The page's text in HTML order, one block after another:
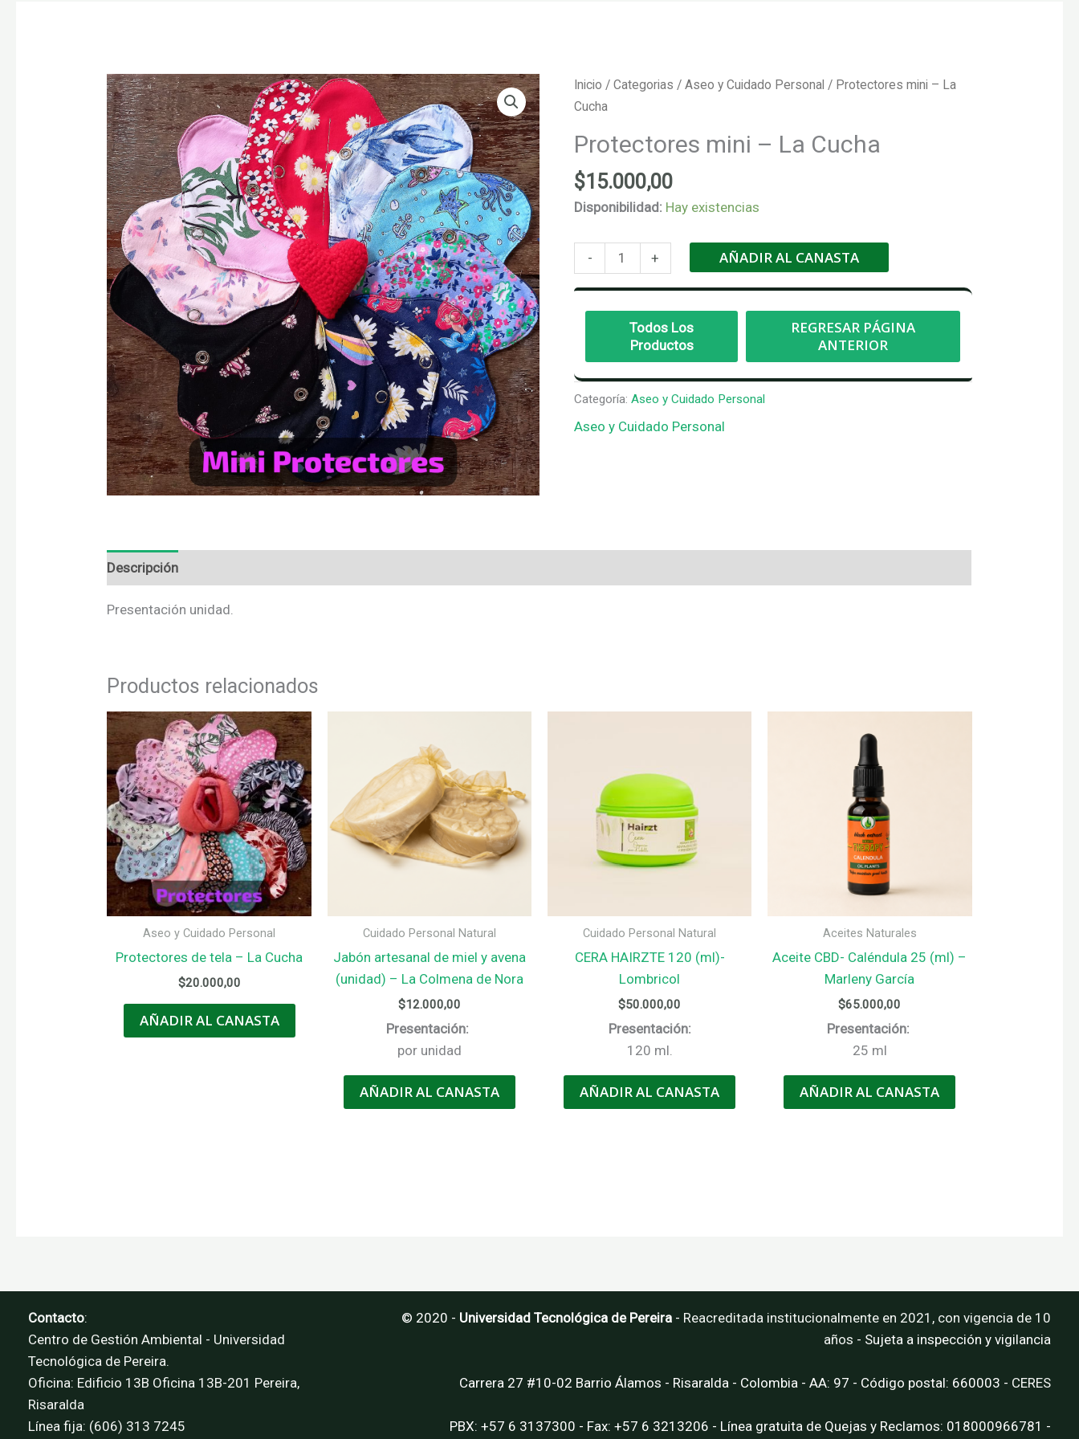
Inicio /Categorias /Aseo y Cuidado Personal / Protectores mini – La
Cucha
Protectores mini – La Cucha
$15.000,00
Disponibilidad: Hay existencias
-
Protectores
mini
-
La
cantidad
+ AÑADIR AL CANASTA
Todos Los
Productos
Categoría:Aseo y Cuidado Personal
Aseo y Cuidado Personal
Descripción
Presentación unidad.
Productos relacionados
Aseo y Cuidado Personal
Protectores de tela – La Cucha
$20.000,00
AÑADIR AL CANASTA
Cuidado Personal Natural
Jabón artesanal de miel y avena
(unidad) – La Colmena de Nora
$12.000,00
Presentación:
por unidad
AÑADIR AL CANASTA
Cuidado Personal Natural
CERA HAIRZTE 120 (ml)-
Lombricol
$50.000,00
Presentación:
120 ml.
AÑADIR AL CANASTA
Aceites Naturales
Aceite CBD- Caléndula 25 (ml) –
Marleny García
$65.000,00
Presentación:
25 ml
AÑADIR AL CANASTA
Contacto:
Centro de Gestión Ambiental - Universidad
Tecnológica de Pereira.
Oficina: Edificio 13B Oficina 13B-201 Pereira,
Risaralda
Línea fija: (606) 313 7245
© 2020 - Universidad Tecnológica de Pereira - Reacreditada institucionalmente en 2021, con vigencia de 10
años - Sujeta a inspección y vigilancia
Carrera 27 #10-02 Barrio Álamos - Risaralda - Colombia - AA: 97 - Código postal: 660003 - CERES
PBX: +57 6 3137300 - Fax: +57 6 3213206 - Línea gratuita de Quejas y Reclamos: 018000966781 -